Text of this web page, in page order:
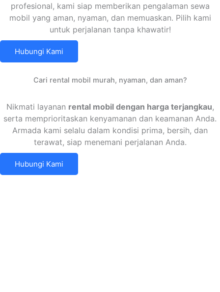
profesional, kami siap memberikan pengalaman sewa
mobil yang aman, nyaman, dan memuaskan. Pilih kami
untuk perjalanan tanpa khawatir!
Hubungi Kami
Cari rental mobil murah, nyaman, dan aman?
Nikmati layanan rental mobil dengan harga terjangkau,
serta memprioritaskan kenyamanan dan keamanan Anda.
Armada kami selalu dalam kondisi prima, bersih, dan
terawat, siap menemani perjalanan Anda.
Hubungi Kami